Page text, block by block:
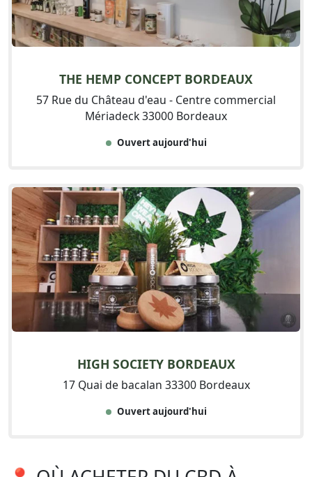
THE HEMP CONCEPT BORDEAUX
57 Rue du Château d'eau - Centre commercial
Mériadeck 33000 Bordeaux
Ouvert aujourd'hui
HIGH SOCIETY BORDEAUX
17 Quai de bacalan 33300 Bordeaux
Ouvert aujourd'hui